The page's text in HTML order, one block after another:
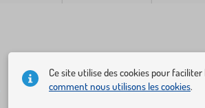
Ce site utilise des cookies pour
comment nous utilisons les cookies.